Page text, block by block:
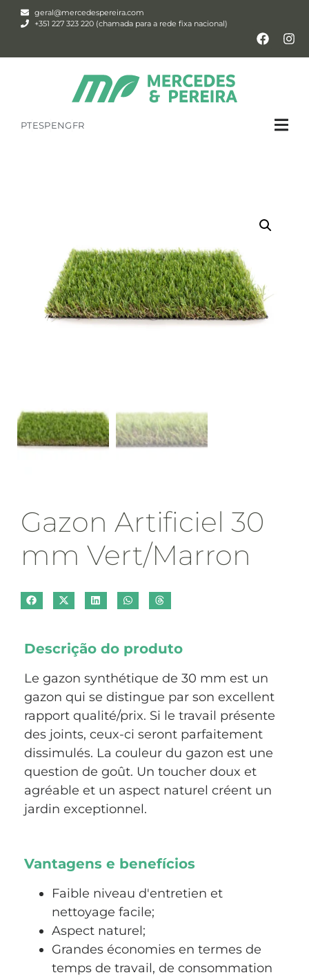
geral@mercedespereira.com
+351 227 323 220 (chamada para a rede fixa nacional)
PTESPENGFR
Gazon Artificiel 30
mm Vert/Marron
Descrição do produto
Le gazon synthétique de 30 mm est un
gazon qui se distingue par son excellent
rapport qualité/prix. Si le travail présente
des joints, ceux-ci seront parfaitement
dissimulés. La couleur du gazon est une
question de goût. Un toucher doux et
agréable et un aspect naturel créent un
jardin exceptionnel.
Vantagens e benefícios
Faible niveau d'entretien et
nettoyage facile;
Aspect naturel;
Grandes économies en termes de
temps de travail, de consommation